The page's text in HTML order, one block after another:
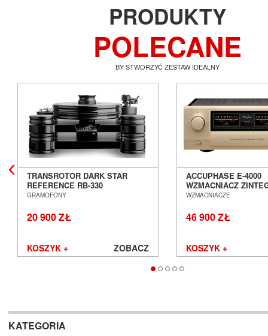
PRODUKTY
POLECANE
BY STWORZYĆ ZESTAW IDEALNY
TRANSROTOR DARK STAR
REFERENCE RB-330
GRAMOFON ANALOGOWY
GRAMOFONY
20 900 ZŁ
KOSZYK + ZOBACZ
ACCUPHASE E-4000
WZMACNIACZ
SALON POZNAŃ
WZMACNIACZE
46 900 ZŁ
KOSZYK +
KATEGORIA